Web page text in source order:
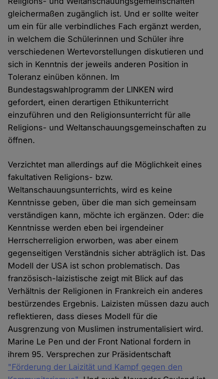
gleichermaßen zugänglich ist. Und er sollte weiter
um ein für alle verbindliches Fach ergänzt werden,
in welchem die Schülerinnen und Schüler ihre
verschiedenen Wertevorstellungen diskutieren und
sich in Kenntnis der jeweils anderen Position in
Toleranz einüben können. Im
Bundestagswahlprogramm der LINKEN wird
gefordert, einen derartigen Ethikunterricht
einzuführen und den Religionsunterricht für alle
Religions- und Weltanschauungsgemeinschaften zu
öffnen.
Verzichtet man allerdings auf die Möglichkeit eines
fakultativen Religions- bzw.
Weltanschauungsunterrichts, wird es keine
Kenntnisse geben, über die man sich gemeinsam
verständigen kann, möchte ich ergänzen. Oder: die
Kenntnisse werden eben bei irgendeiner
Herrscherreligion erworben, was aber einem
gegenseitigen Verständnis sicher abträglich ist. Das
Modell der USA ist schon problematisch. Das
französisch-laizistische zeigt mit Blick auf das
Verhältnis der Religionen in Frankreich ein anderes
bestürzendes Ergebnis. Laizisten müssen dazu auch
reflektieren, dass dieses Modell für die
Ausgrenzung von Muslimen instrumentalisiert wird.
Marine Le Pen und der Front National fordern in
ihrem 95. Versprechen zur Präsidentschaft
"Förderung der Laizität und Kampf gegen den